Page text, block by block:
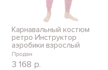
Карнавальный костюм
ретро Инструктор
аэробики взрослый
Продан
3 168 р.